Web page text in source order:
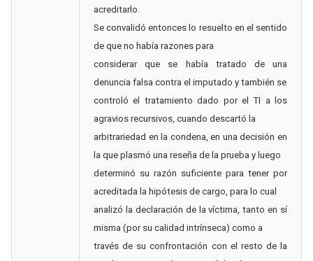
acreditarlo.
Se convalidó entonces lo resuelto en el sentido
de que no había razones para
considerar que se había tratado de una
denuncia falsa contra el imputado y también se
controló el tratamiento dado por el TI a los
agravios recursivos, cuando descartó la
arbitrariedad en la condena, en una decisión en
la que plasmó una reseña de la prueba y luego
determinó su razón suficiente para tener por
acreditada la hipótesis de cargo, para lo cual
analizó la declaración de la víctima, tanto en sí
misma (por su calidad intrínseca) como a
través de su confrontación con el resto de la